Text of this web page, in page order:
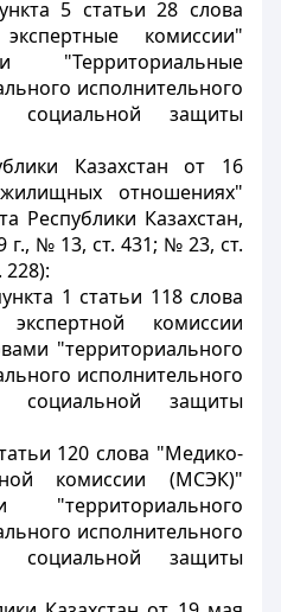
5 статьи 28 слова
комиссии"
"Территориальные
исполнительного
защиты
Казахстан от 16
отношениях"
Республики Казахстан,
г., № 13, ст. 431; № 23, ст.
228):
1 статьи 118 слова
экспертной комиссии
"территориального
исполнительного
защиты
120 слова "Медико-
комиссии (МСЭК)"
"территориального
исполнительного
защиты